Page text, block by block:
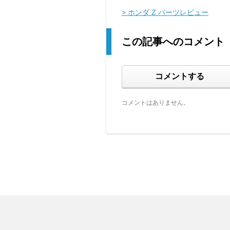
> ホンダ Z パーツレビュー
この記事へのコメント
コメントする
コメントはありません。